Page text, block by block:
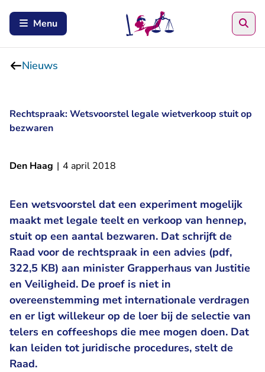
Menu
Nieuws
Rechtspraak: Wetsvoorstel legale wietverkoop stuit op
bezwaren
Den Haag | 4 april 2018
Een wetsvoorstel dat een experiment mogelijk
maakt met legale teelt en verkoop van hennep,
stuit op een aantal bezwaren. Dat schrijft de
Raad voor de rechtspraak in een advies (pdf,
322,5 KB) aan minister Grapperhaus van Justitie
en Veiligheid. De proef is niet in
overeenstemming met internationale verdragen
en er ligt willekeur op de loer bij de selectie van
telers en coffeeshops die mee mogen doen. Dat
kan leiden tot juridische procedures, stelt de
Raad.